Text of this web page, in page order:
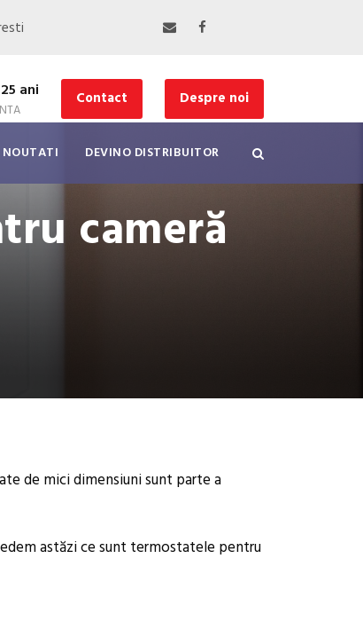
ani Contact Despre noi
NOUTATI DEVINO DISTRIBUITOR
cameră
de mici dimensiuni sunt parte a
astăzi ce sunt termostatele pentru